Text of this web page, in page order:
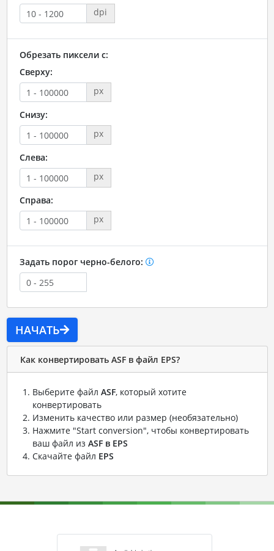
dpi
Обрезать пиксели с:
Сверху:
px
Снизу:
px
Слева:
px
Справа:
px
Задать порог черно-белого:
НАЧАТЬ
Как конвертировать ASF в файл EPS?
Выберите файл ASF, который хотите
конвертировать
Изменить качество или размер (необязательно)
Нажмите "Start conversion", чтобы конвертировать
ваш файл из ASF в EPS
Скачайте файл EPS